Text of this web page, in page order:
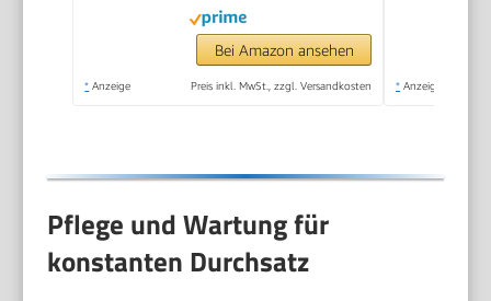
Bei Amazon ansehen
* Anzeige Preis inkl. MwSt., zzgl. Versandkosten * Anzeige
Pflege und Wartung für
konstanten Durchsatz